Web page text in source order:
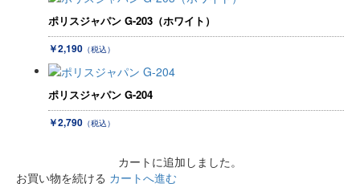
ポリスジャパン G-203（ホワイト）
￥2,190 （税込）
ポリスジャパン G-204
￥2,790 （税込）
カートに追加しました。
お買い物を続ける カートへ進む